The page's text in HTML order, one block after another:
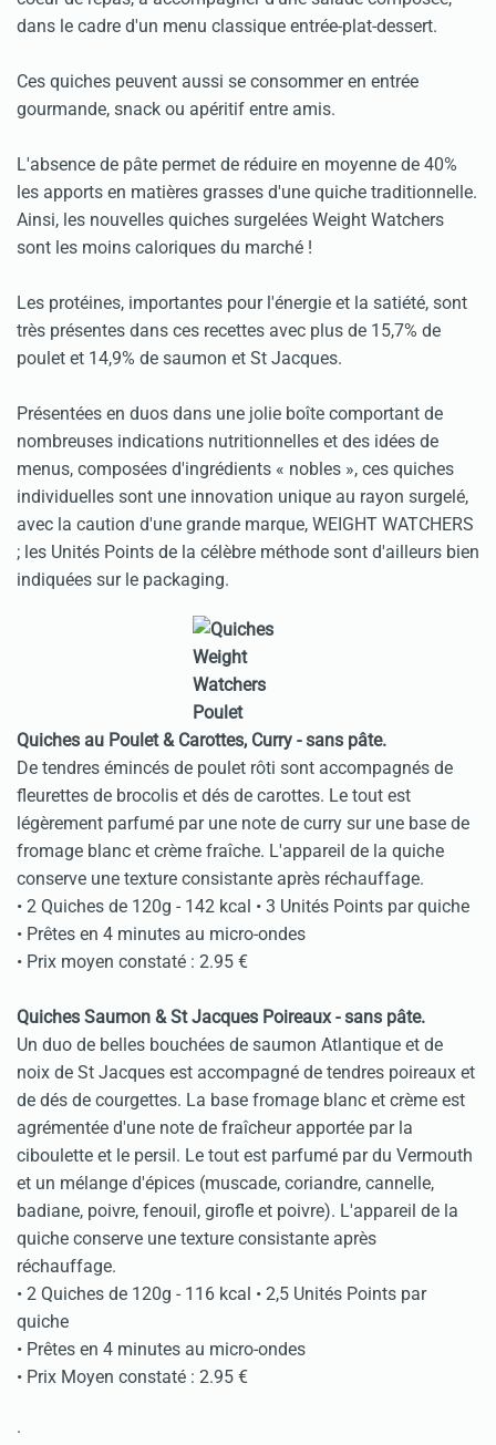
dans le cadre d'un menu classique entrée-plat-dessert.
Ces quiches peuvent aussi se consommer en entrée
gourmande, snack ou apéritif entre amis.
L'absence de pâte permet de réduire en moyenne de 40%
les apports en matières grasses d'une quiche traditionnelle.
Ainsi, les nouvelles quiches surgelées Weight Watchers
sont les moins caloriques du marché !
Les protéines, importantes pour l'énergie et la satiété, sont
très présentes dans ces recettes avec plus de 15,7% de
poulet et 14,9% de saumon et St Jacques.
Présentées en duos dans une jolie boîte comportant de
nombreuses indications nutritionnelles et des idées de
menus, composées d'ingrédients « nobles », ces quiches
individuelles sont une innovation unique au rayon surgelé,
avec la caution d'une grande marque, WEIGHT WATCHERS
; les Unités Points de la célèbre méthode sont d'ailleurs bien
indiquées sur le packaging.
Quiches au Poulet & Carottes, Curry - sans pâte.
De tendres émincés de poulet rôti sont accompagnés de
fleurettes de brocolis et dés de carottes. Le tout est
légèrement parfumé par une note de curry sur une base de
fromage blanc et crème fraîche. L'appareil de la quiche
conserve une texture consistante après réchauffage.
• 2 Quiches de 120g - 142 kcal • 3 Unités Points par quiche
• Prêtes en 4 minutes au micro-ondes
• Prix moyen constaté : 2.95 €
Quiches Saumon & St Jacques Poireaux - sans pâte.
Un duo de belles bouchées de saumon Atlantique et de
noix de St Jacques est accompagné de tendres poireaux et
de dés de courgettes. La base fromage blanc et crème est
agrémentée d'une note de fraîcheur apportée par la
ciboulette et le persil. Le tout est parfumé par du Vermouth
et un mélange d'épices (muscade, coriandre, cannelle,
badiane, poivre, fenouil, girofle et poivre). L'appareil de la
quiche conserve une texture consistante après
réchauffage.
• 2 Quiches de 120g - 116 kcal • 2,5 Unités Points par
quiche
• Prêtes en 4 minutes au micro-ondes
• Prix Moyen constaté : 2.95 €
.